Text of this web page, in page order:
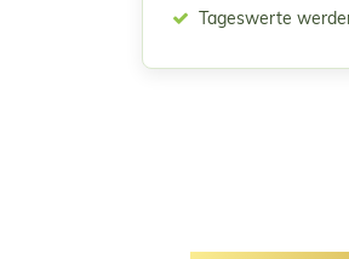
Tageswerte